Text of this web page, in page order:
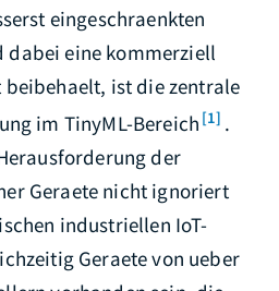
eingeschraenkten
dabei eine kommerziell
ist die zentrale
im TinyML-Bereich [1] .
der
Geraete nicht ignoriert
industriellen IoT-
Geraete von ueber